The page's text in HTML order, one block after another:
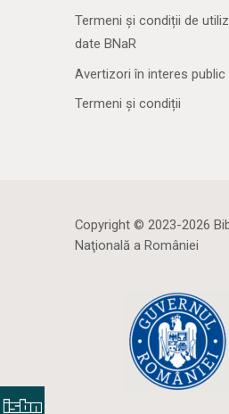
Termeni și condiții de
date BNaR
Avertizori în interes public
Termeni și condiții
Copyright © 2023-2026
Naţională a României